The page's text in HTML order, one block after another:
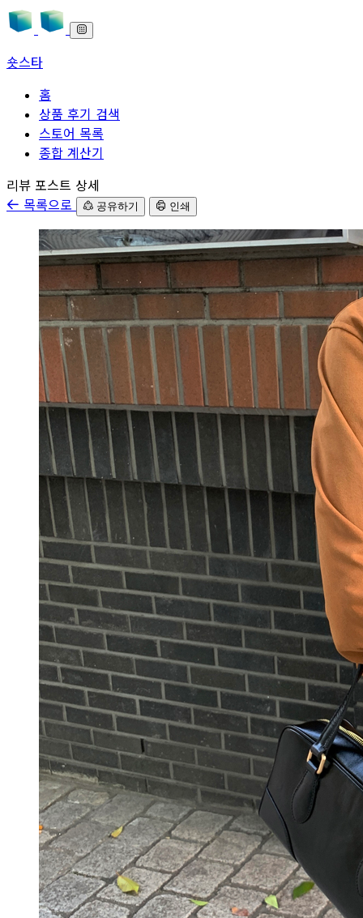
숏스타
홈
상품 후기 검색
스토어 목록
종합 계산기
본문으로 바로가기
리뷰 포스트 상세
목록으로
공유하기 인쇄